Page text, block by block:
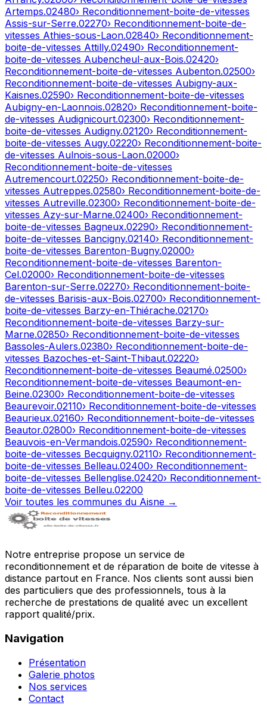
Artemps.02480› Reconditionnement-boite-de-vitesses
Assis-sur-Serre.02270› Reconditionnement-boite-de-
vitesses Athies-sous-Laon.02840› Reconditionnement-
boite-de-vitesses Attilly.02490› Reconditionnement-
boite-de-vitesses Aubencheul-aux-Bois.02420›
Reconditionnement-boite-de-vitesses Aubenton.02500›
Reconditionnement-boite-de-vitesses Aubigny-aux-
Kaisnes.02590› Reconditionnement-boite-de-vitesses
Aubigny-en-Laonnois.02820› Reconditionnement-boite-
de-vitesses Audignicourt.02300› Reconditionnement-
boite-de-vitesses Audigny.02120› Reconditionnement-
boite-de-vitesses Augy.02220› Reconditionnement-boite-
de-vitesses Aulnois-sous-Laon.02000›
Reconditionnement-boite-de-vitesses
Autremencourt.02250› Reconditionnement-boite-de-
vitesses Autreppes.02580› Reconditionnement-boite-de-
vitesses Autreville.02300› Reconditionnement-boite-de-
vitesses Azy-sur-Marne.02400› Reconditionnement-
boite-de-vitesses Bagneux.02290› Reconditionnement-
boite-de-vitesses Bancigny.02140› Reconditionnement-
boite-de-vitesses Barenton-Bugny.02000›
Reconditionnement-boite-de-vitesses Barenton-
Cel.02000› Reconditionnement-boite-de-vitesses
Barenton-sur-Serre.02270› Reconditionnement-boite-
de-vitesses Barisis-aux-Bois.02700› Reconditionnement-
boite-de-vitesses Barzy-en-Thiérache.02170›
Reconditionnement-boite-de-vitesses Barzy-sur-
Marne.02850› Reconditionnement-boite-de-vitesses
Bassoles-Aulers.02380› Reconditionnement-boite-de-
vitesses Bazoches-et-Saint-Thibaut.02220›
Reconditionnement-boite-de-vitesses Beaumé.02500›
Reconditionnement-boite-de-vitesses Beaumont-en-
Beine.02300› Reconditionnement-boite-de-vitesses
Beaurevoir.02110› Reconditionnement-boite-de-vitesses
Beaurieux.02160› Reconditionnement-boite-de-vitesses
Beautor.02800› Reconditionnement-boite-de-vitesses
Beauvois-en-Vermandois.02590› Reconditionnement-
boite-de-vitesses Becquigny.02110› Reconditionnement-
boite-de-vitesses Belleau.02400› Reconditionnement-
boite-de-vitesses Bellenglise.02420› Reconditionnement-
boite-de-vitesses Belleu.02200
Voir toutes les communes du Aisne →
Notre entreprise propose un service de
reconditionnement et de réparation de boite de vitesse à
distance partout en France. Nos clients sont aussi bien
des particuliers que des professionnels, tous à la
recherche de prestations de qualité avec un excellent
rapport qualité/prix.
Navigation
Présentation
Galerie photos
Nos services
Contact